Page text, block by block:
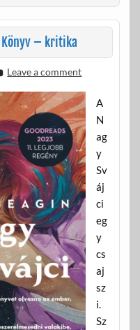
Könyv – kritika
Leave a comment
A
N
ag
y
Sv
áj
ci
eg
y
cs
aj
sz
i.
Sz